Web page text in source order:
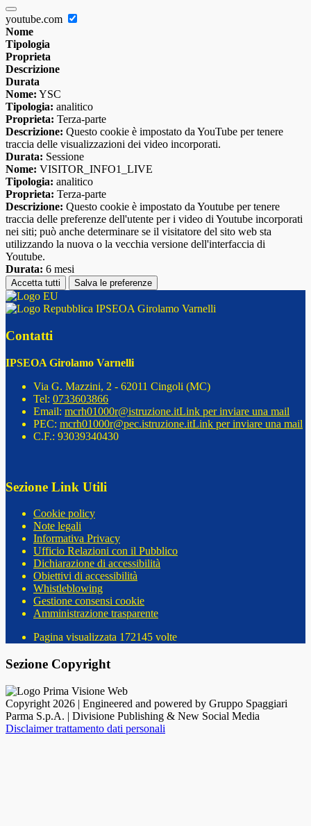
youtube.com
Nome
Tipologia
Proprieta
Descrizione
Durata
Nome: YSC
Tipologia: analitico
Proprieta: Terza-parte
Descrizione: Questo cookie è impostato da YouTube per tenere
traccia delle visualizzazioni dei video incorporati.
Durata: Sessione
Nome: VISITOR_INFO1_LIVE
Tipologia: analitico
Proprieta: Terza-parte
Descrizione: Questo cookie è impostato da Youtube per tenere
traccia delle preferenze dell'utente per i video di Youtube incorporati
nei siti; può anche determinare se il visitatore del sito web sta
utilizzando la nuova o la vecchia versione dell'interfaccia di
Youtube.
Durata: 6 mesi
Accetta tutti Salva le preferenze
IPSEOA Girolamo Varnelli
Contatti
IPSEOA Girolamo Varnelli
Via G. Mazzini, 2 - 62011 Cingoli (MC)
Tel: 0733603866
Email: mcrh01000r@istruzione.itLink per inviare una mail
PEC: mcrh01000r@pec.istruzione.itLink per inviare una mail
C.F.: 93039340430
Sezione Link Utili
Cookie policy
Note legali
Informativa Privacy
Ufficio Relazioni con il Pubblico
Dichiarazione di accessibilità
Obiettivi di accessibilità
Whistleblowing
Gestione consensi cookie
Amministrazione trasparente
Pagina visualizzata 172145 volte
Sezione Copyright
Copyright 2026 | Engineered and powered by Gruppo Spaggiari
Parma S.p.A. | Divisione Publishing & New Social Media
Disclaimer trattamento dati personali